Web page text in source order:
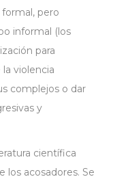
pero
informal (los
para
violencia
complejos o dar
y
científica
los acosadores. Se